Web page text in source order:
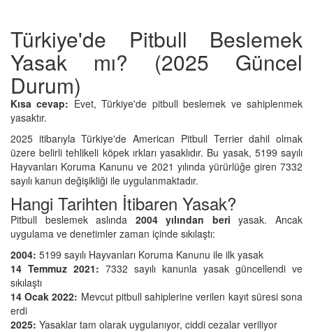
Türkiye'de Pitbull Beslemek
Yasak mı? (2025 Güncel
Durum)
Kısa cevap: Evet, Türkiye'de pitbull beslemek ve sahiplenmek
yasaktır.
2025 itibarıyla Türkiye'de American Pitbull Terrier dahil olmak
üzere belirli tehlikeli köpek ırkları yasaklıdır. Bu yasak, 5199 sayılı
Hayvanları Koruma Kanunu ve 2021 yılında yürürlüğe giren 7332
sayılı kanun değişikliği ile uygulanmaktadır.
Hangi Tarihten İtibaren Yasak?
Pitbull beslemek aslında 2004 yılından beri yasak. Ancak
uygulama ve denetimler zaman içinde sıkılaştı:
2004: 5199 sayılı Hayvanları Koruma Kanunu ile ilk yasak
14 Temmuz 2021: 7332 sayılı kanunla yasak güncellendi ve
sıkılaştı
14 Ocak 2022: Mevcut pitbull sahiplerine verilen kayıt süresi sona
erdi
2025: Yasaklar tam olarak uygulanıyor, ciddi cezalar veriliyor